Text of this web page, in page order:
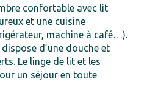
confortable avec lit
et une cuisine
machine à café…).
d’une douche et
Le linge de lit et les
un séjour en toute